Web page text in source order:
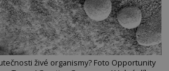
živé organismy? Foto Opportunity